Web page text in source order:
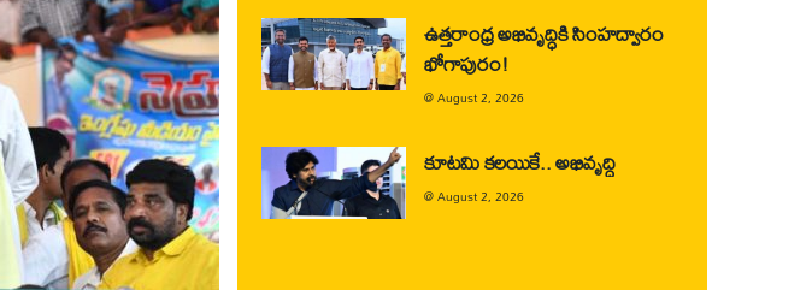
ఉత్తరాంధ్ర అభివృద్ధికి సింహద్వారం
భోగాపురం!
@August 2, 2026
కూటమి కలయికే.. అభివృద్ధి
@August 2, 2026